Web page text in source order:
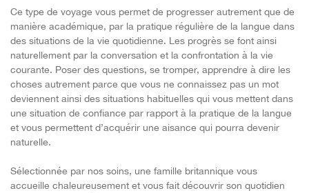
Ce type de voyage vous permet de progresser autrement que de
manière académique, par la pratique régulière de la langue dans
des situations de la vie quotidienne. Les progrès se font ainsi
naturellement par la conversation et la confrontation à la vie
courante. Poser des questions, se tromper, apprendre à dire les
choses autrement parce que vous ne connaissez pas un mot
deviennent ainsi des situations habituelles qui vous mettent dans
une situation de confiance par rapport à la pratique de la langue
et vous permettent d’acquérir une aisance qui pourra devenir
naturelle.
Sélectionnée par nos soins, une famille britannique vous
accueille chaleureusement et vous fait découvrir son quotidien